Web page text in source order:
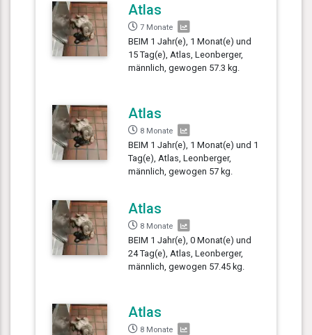
Atlas
7 Monate
BEIM 1 Jahr(e), 1 Monat(e) und
15 Tag(e), Atlas, Leonberger,
männlich, gewogen 57.3 kg.
Atlas
8 Monate
BEIM 1 Jahr(e), 1 Monat(e) und 1
Tag(e), Atlas, Leonberger,
männlich, gewogen 57 kg.
Atlas
8 Monate
BEIM 1 Jahr(e), 0 Monat(e) und
24 Tag(e), Atlas, Leonberger,
männlich, gewogen 57.45 kg.
Atlas
8 Monate